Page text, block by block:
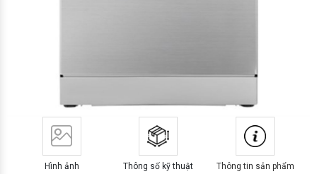
Hình ảnh Thông số kỹ thuật Thông tin sản phẩm